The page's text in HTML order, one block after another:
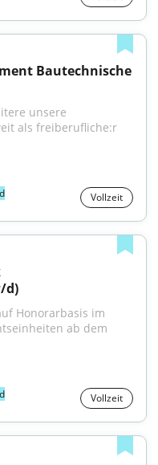
Bautechnische
unsere
Vollzeit
d)
Honorarbasis im
ab dem
Vollzeit